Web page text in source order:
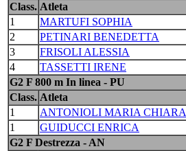
Class. Atleta
1
MARTUFI SOPHIA
2
PETINARI BENEDETTA
3
FRISOLI ALESSIA
4
TASSETTI IRENE
G2 F 800 m In linea - PU
Class. Atleta
1
ANTONIOLI MARIA CHIARA
1
GUIDUCCI ENRICA
G2 F Destrezza - AN